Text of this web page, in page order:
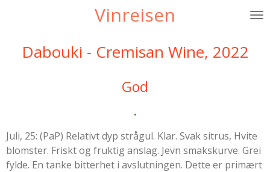
Vinreisen
Dabouki - Cremisan Wine, 2022
God
.
Juli, 25: (PaP) Relativt dyp strågul. Klar. Svak sitrus, Hvite
blomster. Friskt og fruktig anslag. Jevn smakskurve. Grei
fylde. En tanke bitterhet i avslutningen. Dette er primært